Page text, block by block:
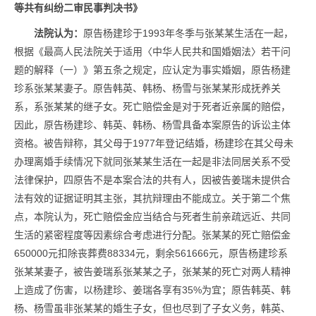
等共有纠纷二审民事判决书》
法院认为： 原告杨建珍于1993年冬季与张某某生活在一起，
根据《最高人民法院关于适用〈中华人民共和国婚姻法〉若干问
题的解释（一）》第五条之规定，应认定为事实婚姻，原告杨建
珍系张某某妻子。原告韩英、韩杨、杨雪与张某某形成抚养关
系，系张某某的继子女。死亡赔偿金是对于死者近亲属的赔偿，
因此，原告杨建珍、韩英、韩杨、杨雪具备本案原告的诉讼主体
资格。被告辩称，其父母于1977年登记结婚，杨建珍在其父母未
办理离婚手续情况下就同张某某生活在一起是非法同居关系不受
法律保护，四原告不是本案合法的共有人，因被告姜瑞未提供合
法有效的证据证明其主张，其抗辩理由不能成立。关于第二个焦
点，本院认为，死亡赔偿金应当结合与死者生前亲疏远近、共同
生活的紧密程度等因素综合考虑进行分配。张某某的死亡赔偿金
650000元扣除丧葬费88334元，剩余561666元，原告杨建珍系
张某某妻子，被告姜瑞系张某某之子，张某某的死亡对两人精神
上造成了伤害，以杨建珍、姜瑞各享有35%为宜；原告韩英、韩
杨、杨雪虽非张某某的婚生子女，但也尽到了子女义务，韩英、